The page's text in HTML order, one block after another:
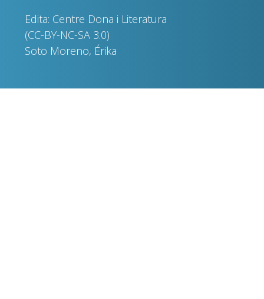
Edita: Centre Dona i Literatura
(CC-BY-NC-SA 3.0)
Soto Moreno, Érika